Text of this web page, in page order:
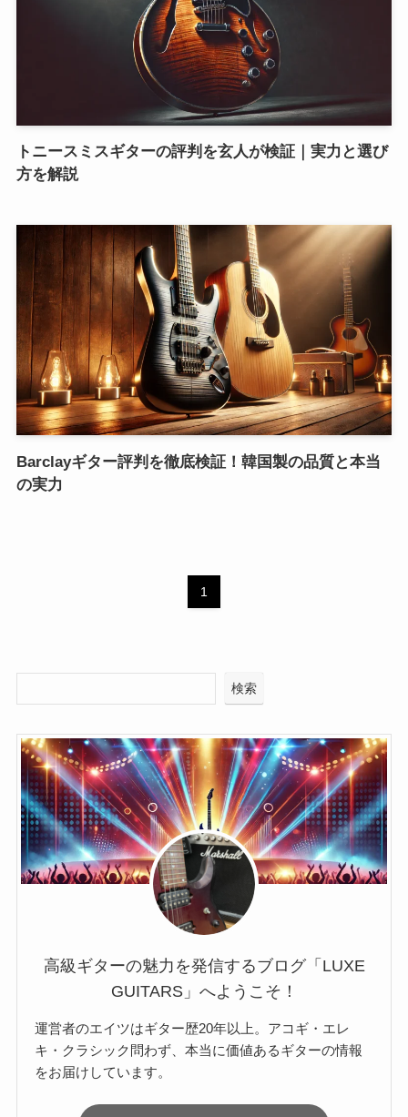
トニースミスギターの評判を玄人が検証｜実力と選び
方を解説
Barclayギター評判を徹底検証！韓国製の品質と本当
の実力
1
検索
高級ギターの魅力を発信するブログ「LUXE
GUITARS」へようこそ！
運営者のエイツはギター歴20年以上。アコギ・エレ
キ・クラシック問わず、本当に価値あるギターの情報
をお届けしています。